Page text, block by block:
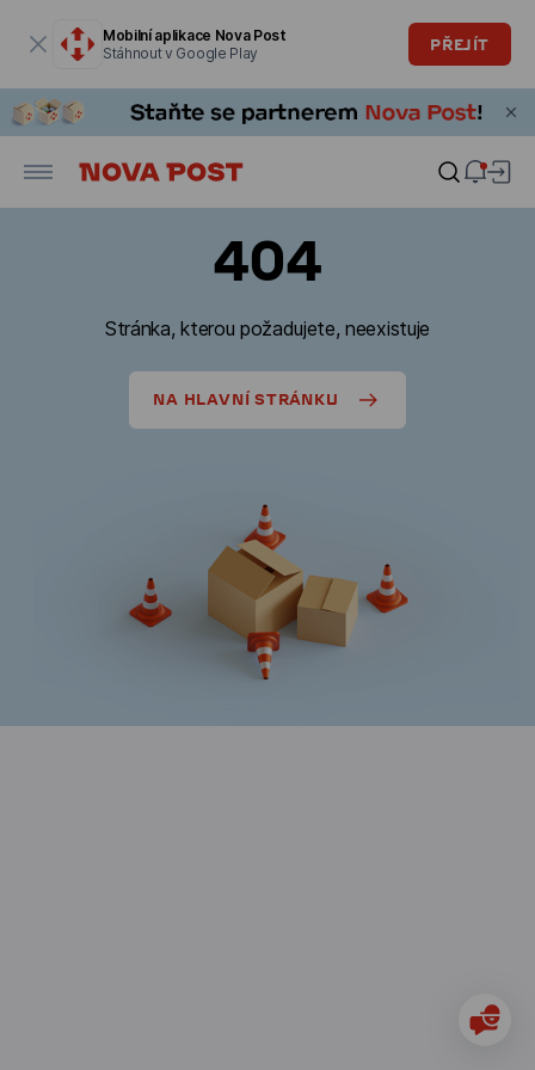
Mobilní aplikace Nova Post
Stáhnout v Google Play
PŘEJÍT
404
Stránka, kterou požadujete, neexistuje
NA HLAVNÍ STRÁNKU